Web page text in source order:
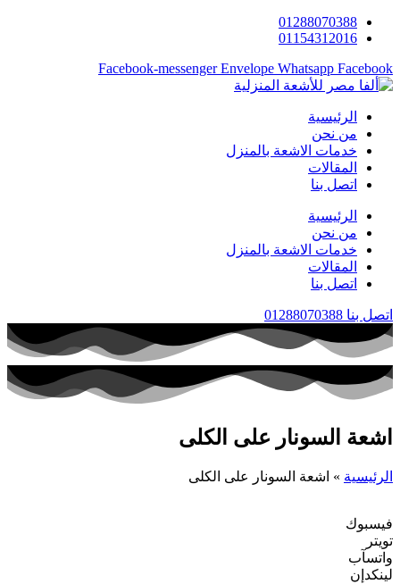
Skip
01288070388
01154312016
Facebook-messenger Envelope Whatsapp Facebook
الرئيسية
من نحن
خدمات الاشعة بالمنزل
المقالات
اتصل بنا
الرئيسية
من نحن
خدمات الاشعة بالمنزل
المقالات
اتصل بنا
اتصل بنا 01288070388
اشعة السونار على الكلى
الرئيسية » اشعة السونار على الكلى
فيسبوك
تويتر
واتسآب
لينكدإن